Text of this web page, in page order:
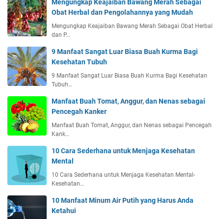
Mengungkap Keajaiban Bawang Merah Sebagai
Obat Herbal dan Pengolahannya yang Mudah
Mengungkap Keajaiban Bawang Merah Sebagai Obat Herbal
dan P…
9 Manfaat Sangat Luar Biasa Buah Kurma Bagi
Kesehatan Tubuh
9 Manfaat Sangat Luar Biasa Buah Kurma Bagi Kesehatan
Tubuh…
Manfaat Buah Tomat, Anggur, dan Nenas sebagai
Pencegah Kanker
Manfaat Buah Tomat, Anggur, dan Nenas sebagai Pencegah
Kank…
10 Cara Sederhana untuk Menjaga Kesehatan
Mental
10 Cara Sederhana untuk Menjaga Kesehatan Mental-
Kesehatan…
10 Manfaat Minum Air Putih yang Harus Anda
Ketahui